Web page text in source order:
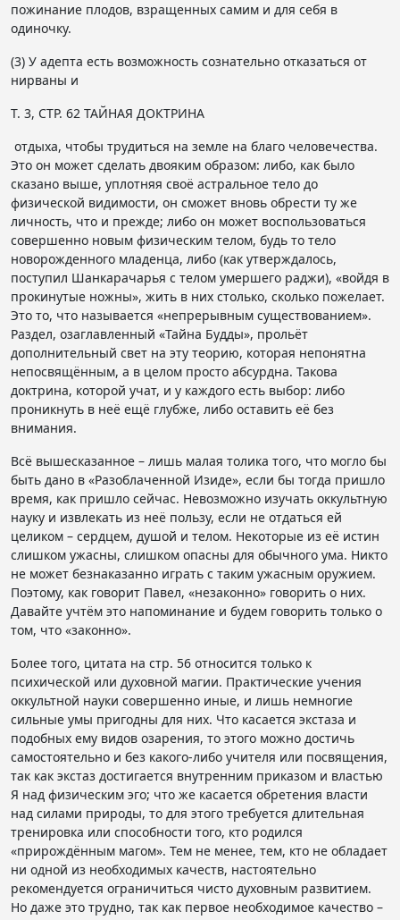
пожинание плодов, взращенных самим и для себя в
одиночку.
(3) У адепта есть возможность сознательно отказаться от
нирваны и
Т. 3, СТР. 62 ТАЙНАЯ ДОКТРИНА
отдыха, чтобы трудиться на земле на благо человечества.
Это он может сделать двояким образом: либо, как было
сказано выше, уплотняя своё астральное тело до
физической видимости, он сможет вновь обрести ту же
личность, что и прежде; либо он может воспользоваться
совершенно новым физическим телом, будь то тело
новорожденного младенца, либо (как утверждалось,
поступил Шанкарачарья с телом умершего раджи), «войдя в
прокинутые ножны», жить в них столько, сколько пожелает.
Это то, что называется «непрерывным существованием».
Раздел, озаглавленный «Тайна Будды», прольёт
дополнительный свет на эту теорию, которая непонятна
непосвящённым, а в целом просто абсурдна. Такова
доктрина, которой учат, и у каждого есть выбор: либо
проникнуть в неё ещё глубже, либо оставить её без
внимания.
Всё вышесказанное – лишь малая толика того, что могло бы
быть дано в «Разоблаченной Изиде», если бы тогда пришло
время, как пришло сейчас. Невозможно изучать оккультную
науку и извлекать из неё пользу, если не отдаться ей
целиком – сердцем, душой и телом. Некоторые из её истин
слишком ужасны, слишком опасны для обычного ума. Никто
не может безнаказанно играть с таким ужасным оружием.
Поэтому, как говорит Павел, «незаконно» говорить о них.
Давайте учтём это напоминание и будем говорить только о
том, что «законно».
Более того, цитата на стр. 56 относится только к
психической или духовной магии. Практические учения
оккультной науки совершенно иные, и лишь немногие
сильные умы пригодны для них. Что касается экстаза и
подобных ему видов озарения, то этого можно достичь
самостоятельно и без какого-либо учителя или посвящения,
так как экстаз достигается внутренним приказом и властью
Я над физическим эго; что же касается обретения власти
над силами природы, то для этого требуется длительная
тренировка или способности того, кто родился
«прирождённым магом». Тем не менее, тем, кто не обладает
ни одной из необходимых качеств, настоятельно
рекомендуется ограничиться чисто духовным развитием.
Но даже это трудно, так как первое необходимое качество –